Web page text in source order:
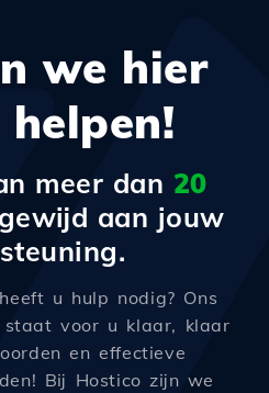
we hier
meer dan 20
gewijd aan jouw
u hulp nodig? Ons
staat voor u klaar, klaar
en effectieve
Bij Hostico zijn we